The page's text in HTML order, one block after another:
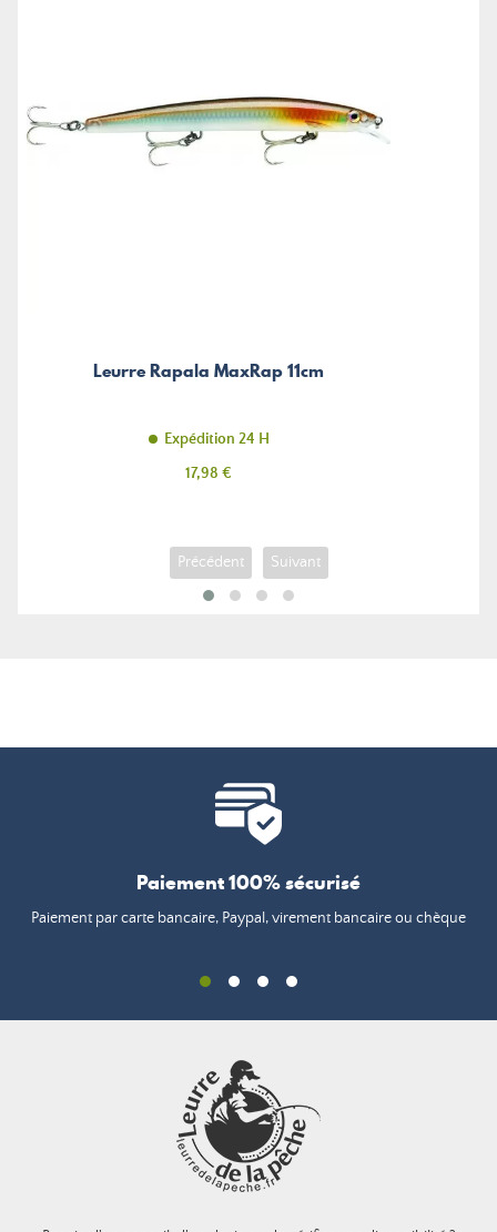
Leurre Rapala MaxRap 11cm
Expédition 24 H
Prix
17,98 €
Précédent Suivant
Paiement 100% sécurisé
Paiement par carte bancaire, Paypal, virement bancaire ou chèque